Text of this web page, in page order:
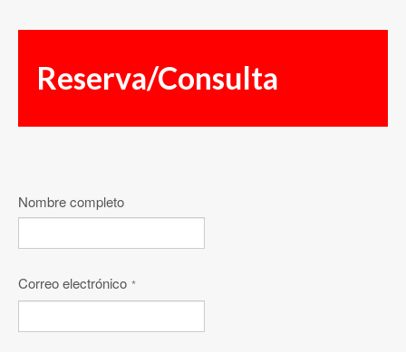
Reserva/Consulta
Nombre completo
Correo electrónico *